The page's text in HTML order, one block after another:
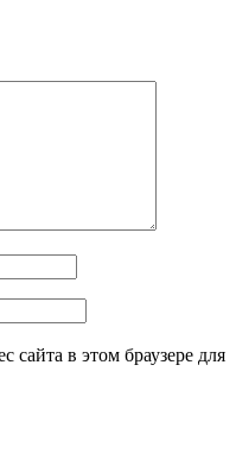
сайта в этом браузере для